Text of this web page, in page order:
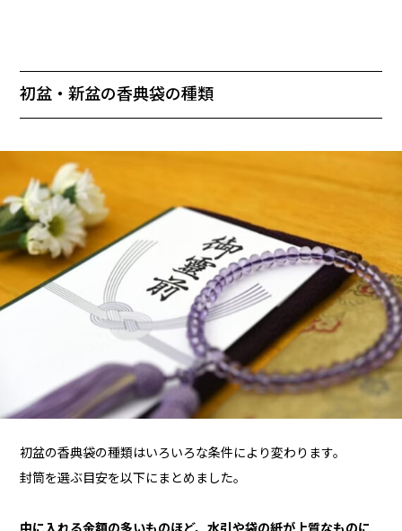
初盆・新盆の香典袋の種類
初盆の香典袋の種類はいろいろな条件により変わります。
封筒を選ぶ目安を以下にまとめました。